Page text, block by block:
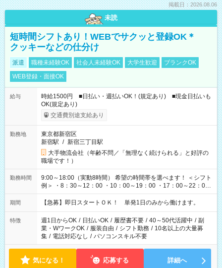
掲載日：2026.08.06
未読
短時間シフトあり！WEBでサクッと登録OK＊
クッキーなどの仕分け
派遣 職種未経験OK 社会人未経験OK 大学生歓迎
ブランクOK
WEB登録・面接OK
給与
時給1500円 ■日払い・週払いOK！(規定あり) ■現金日払いも
OK(規定あり)
交通費別途支給あり
勤務地
東京都新宿区
新宿駅 / 新宿三丁目駅
大手物流会社（年齢不問／「無理なく続けられる」と好評の
職場です！）
勤務時間
9:00～18:00（実動8時間） 希望の時間帯を選べます！ ＜シフト
例＞ ・8：30～12：00 ・10：00～19：00 ・17：00～22：00
・13：00～22：00 ・22：00～翌6：00 など
期間 【急募】即日スタートＯＫ！ 単発1日のみから働けます。
特徴 週1日からOK / 日払いOK / 履歴書不要 / 40～50代活躍中 / 副
業・WワークOK / 服装自由 / シフト勤務 / 10名以上の大量募
集 / 電話対応なし / パソコンスキル不要
気になる！ 応募する 詳細へ